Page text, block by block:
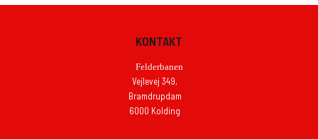
KONTAKT
Felderbanen
Vejlevej 349,
Bramdrupdam
6000 Kolding